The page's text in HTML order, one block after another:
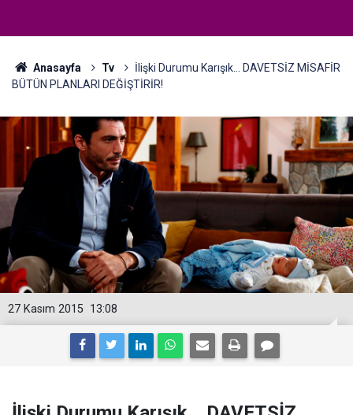
Anasayfa Tv
İlişki Durumu Karışık... DAVETSİZ MİSAFİR
BÜTÜN PLANLARI DEĞİŞTİRİR!
13:08
27 Kasım 2015